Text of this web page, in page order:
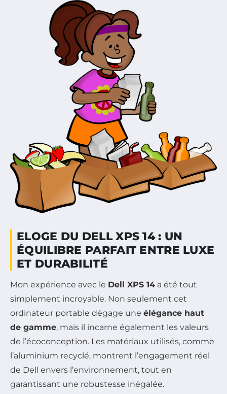
ELOGE DU DELL XPS 14 : UN
ÉQUILIBRE PARFAIT ENTRE LUXE
ET DURABILITÉ
Mon expérience avec le Dell XPS 14 a été tout
simplement incroyable. Non seulement cet
ordinateur portable dégage une élégance haut
de gamme, mais il incarne également les valeurs
de l’écoconception. Les matériaux utilisés, comme
l’aluminium recyclé, montrent l’engagement réel
de Dell envers l’environnement, tout en
garantissant une robustesse inégalée.